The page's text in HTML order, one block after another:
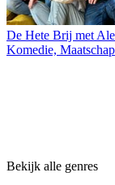
De Hete Brij met
Komedie,
Bekijk alle genres